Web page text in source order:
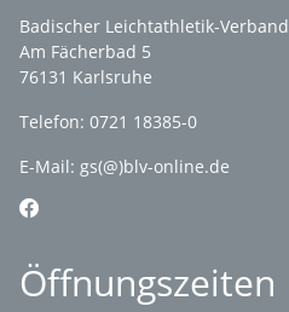
Badischer Leichtathletik-Verband
Am Fächerbad 5
76131 Karlsruhe
Telefon: 0721 18385-0
E-Mail: gs(@)blv-online.de
Öffnungszeiten